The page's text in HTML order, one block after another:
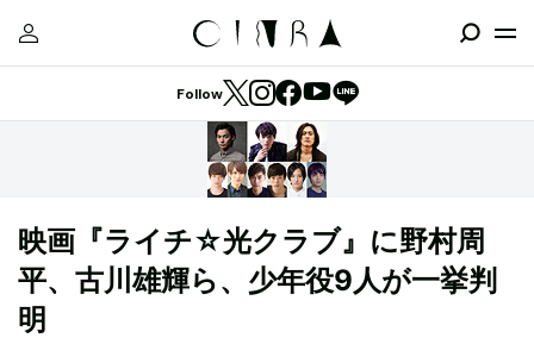
Follow
映画『ライチ☆光クラブ』に野村周
平、古川雄輝ら、少年役9人が一挙判
明